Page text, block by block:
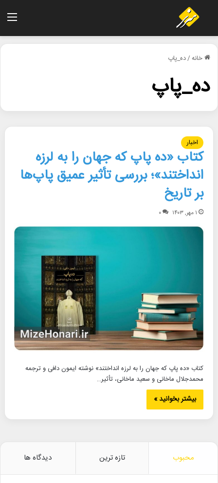
خانه/ده_پاپ
ده_پاپ
اخبار
کتاب «ده پاپ که جهان را به لرزه
انداختند»؛ بررسی تأثیر عمیق پاپ‌ها
بر تاریخ
۱ مهر, ۱۴۰۳ ۰
کتاب «ده پاپ که جهان را به لرزه انداختند» نوشته ایمون دافی و ترجمه
محمدجلال ماخانی و سعید ماخانی، تأثیر…
بیشتر بخوانید »
محبوب تازه ترین دیدگاه ها